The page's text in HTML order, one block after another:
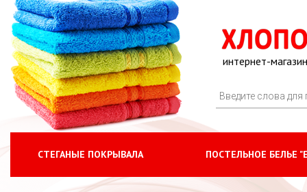
интернет-
СТЕГАНЫЕ ПОКРЫВАЛА ПОСТЕЛЬНОЕ БЕЛЬЕ